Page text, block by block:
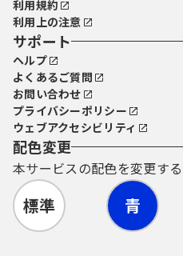
利用規約
利用上の注意
サポート
ヘルプ
よくあるご質問
お問い合わせ
プライバシーポリシー
ウェブアクセシビリティ
配色変更
本サービスの配色を変更する
標準 青